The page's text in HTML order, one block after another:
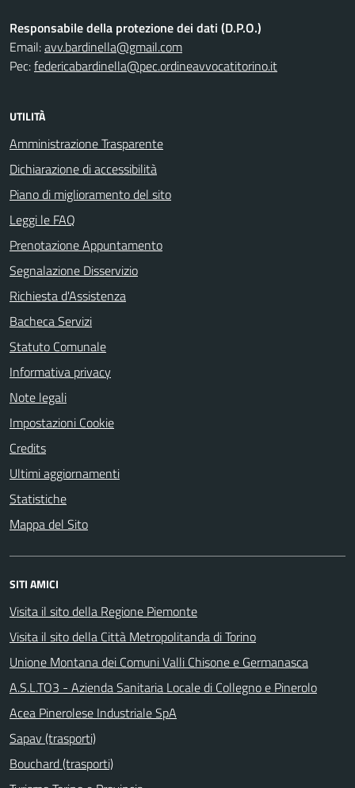
Responsabile della protezione dei dati (D.P.O.)
Email:avv.bardinella@gmail.com
Pec:federicabardinella@pec.ordineavvocatitorino.it
UTILITÀ
Amministrazione Trasparente
Dichiarazione di accessibilità
Piano di miglioramento del sito
Leggi le FAQ
Prenotazione Appuntamento
Segnalazione Disservizio
Richiesta d'Assistenza
Bacheca Servizi
Statuto Comunale
Informativa privacy
Note legali
Impostazioni Cookie
Credits
Ultimi aggiornamenti
Statistiche
Mappa del Sito
SITI AMICI
Visita il sito della Regione Piemonte
Visita il sito della Città Metropolitanda di Torino
Unione Montana dei Comuni Valli Chisone e Germanasca
A.S.L.TO3 - Azienda Sanitaria Locale di Collegno e Pinerolo
Acea Pinerolese Industriale SpA
Sapav (trasporti)
Bouchard (trasporti)